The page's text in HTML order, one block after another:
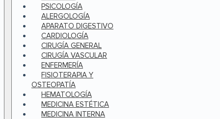
PSICOLOGÍA
ALERGOLOGÍA
APARATO DIGESTIVO
CARDIOLOGÍA
CIRUGÍA GENERAL
CIRUGÍA VASCULAR
ENFERMERÍA
FISIOTERAPIA Y
OSTEOPATÍA
HEMATOLOGÍA
MEDICINA ESTÉTICA
MEDICINA INTERNA